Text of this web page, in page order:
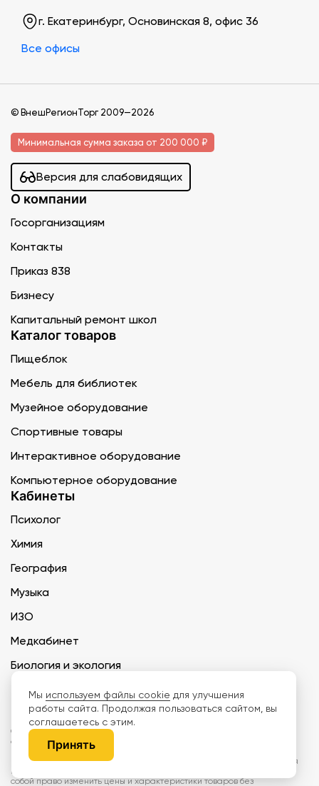
г. Екатеринбург, Основинская 8, офис 36
Все офисы
© ВнешРегионТорг 2009—2026
Минимальная сумма заказа от 200 000 ₽
Версия для слабовидящих
О компании
Госорганизациям
Контакты
Приказ 838
Бизнесу
Капитальный ремонт школ
Каталог товаров
Пищеблок
Мебель для библиотек
Музейное оборудование
Спортивные товары
Интерактивное оборудование
Компьютерное оборудование
Кабинеты
Психолог
Химия
География
Музыка
ИЗО
Медкабинет
Биология и экология
Технология
ООО «Дети наше будущее» ИНН 6671165273 ОГРН 1216600030250 КПП
667101001 БИК 046577674
Информация на сайте не является публичной офертой. Изображения
могут отличаться от поставляемых товаров. Поставщик оставляет за
собой право изменить цены и характеристики товаров без
Мы используем файлы cookie для улучшения
работы сайта. Продолжая пользоваться сайтом, вы
соглашаетесь с этим.
Принять